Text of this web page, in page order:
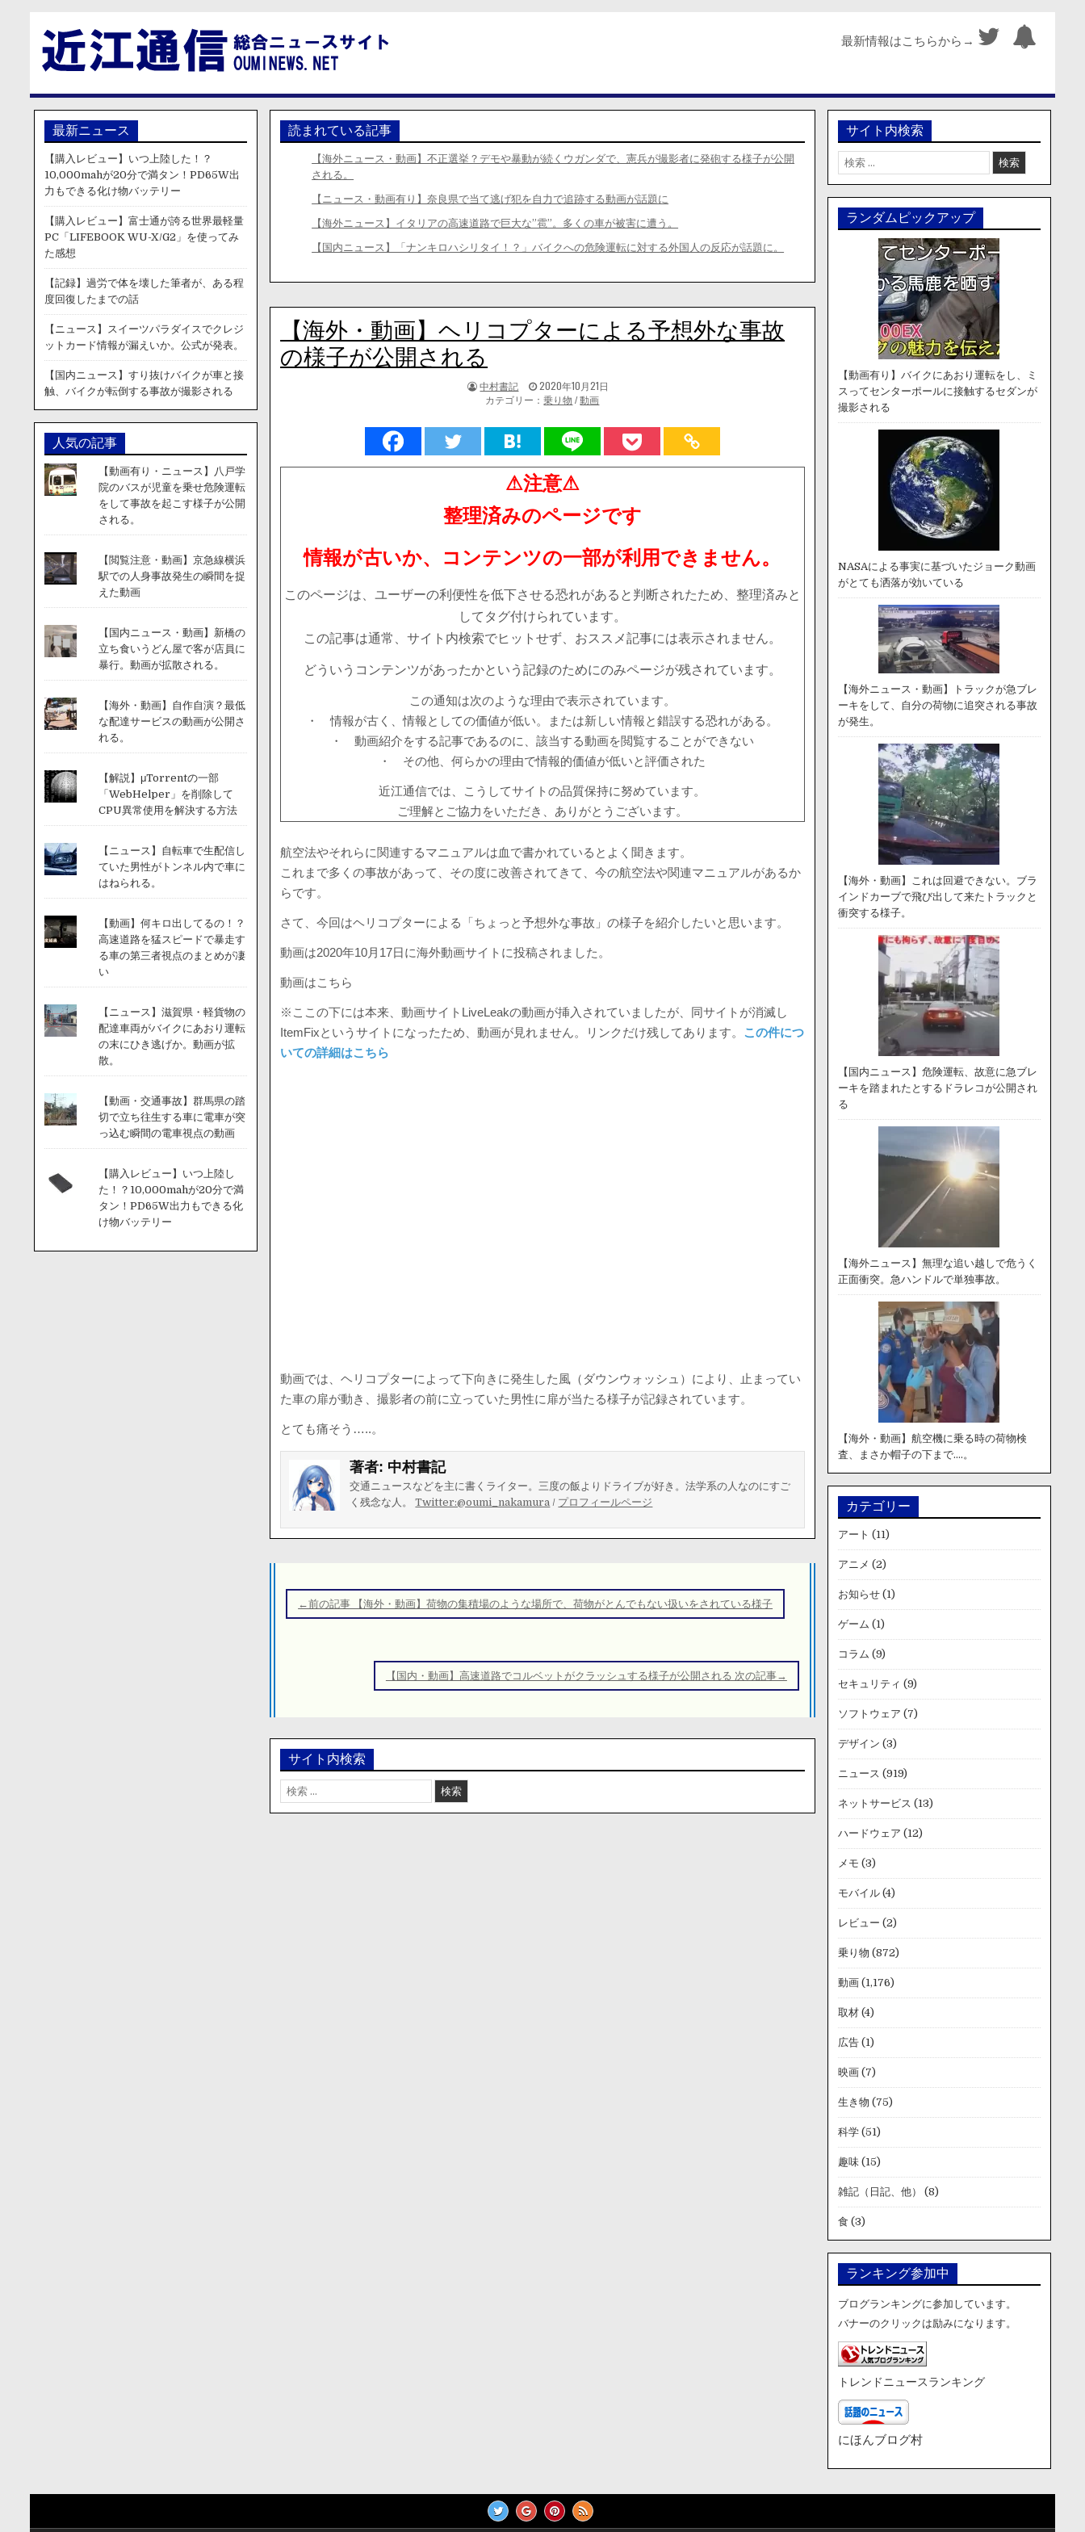
最新情報はこちらから→
読まれている記事
【海外ニュース・動画】不正選挙？デモや暴動が続くウガンダで、憲兵が撮影者に発砲する様子が公開
される。
【ニュース・動画有り】奈良県で当て逃げ犯を自力で追跡する動画が話題に
【海外ニュース】イタリアの高速道路で巨大な”雹”。多くの車が被害に遭う。
【国内ニュース】「ナンキロハシリタイ！？」バイクへの危険運転に対する外国人の反応が話題に。
【海外・動画】ヘリコプターによる予想外な事故
の様子が公開される
著
者:
中村書記
掲
載
2020年10月21日
カテゴリー：乗り物 /動画
⚠注意⚠
整理済みのページです
情報が古いか、コンテンツの一部が利用できません。
このページは、ユーザーの利便性を低下させる恐れがあると判断されたため、整理済みと
してタグ付けられています。
この記事は通常、サイト内検索でヒットせず、おススメ記事には表示されません。
どういうコンテンツがあったかという記録のためにのみページが残されています。
この通知は次のような理由で表示されています。
・ 情報が古く、情報としての価値が低い。または新しい情報と錯誤する恐れがある。
・ 動画紹介をする記事であるのに、該当する動画を閲覧することができない
・ その他、何らかの理由で情報的価値が低いと評価された
近江通信では、こうしてサイトの品質保持に努めています。
ご理解とご協力をいただき、ありがとうございます。
航空法やそれらに関連するマニュアルは血で書かれているとよく聞きます。
これまで多くの事故があって、その度に改善されてきて、今の航空法や関連マニュアルがあるか
らです。
さて、今回はヘリコプターによる「ちょっと予想外な事故」の様子を紹介したいと思います。
動画は2020年10月17日に海外動画サイトに投稿されました。
動画はこちら
※ここの下には本来、動画サイトLiveLeakの動画が挿入されていましたが、同サイトが消滅し
ItemFixというサイトになったため、動画が見れません。リンクだけ残してあります。 この件につ
いての詳細はこちら
動画では、ヘリコプターによって下向きに発生した風（ダウンウォッシュ）により、止まってい
た車の扉が動き、撮影者の前に立っていた男性に扉が当たる様子が記録されています。
とても痛そう…..。
著者: 中村書記
交通ニュースなどを主に書くライター。三度の飯よりドライブが好き。法学系の人なのにすご
く残念な人。Twitter:@oumi_nakamura / プロフィールページ
稿
ナ
ョ
ン
←前の記事 【海外・動画】荷物の集積場のような場所で、荷物がとんでもない扱いをされている様子
【国内・動画】高速道路でコルベットがクラッシュする様子が公開される 次の記事→
サイト内検索
検
索:
最新ニュース
【購入レビュー】いつ上陸した！？
10,000mahが20分で満タン！PD65W出
力もできる化け物バッテリー
【購入レビュー】富士通が誇る世界最軽量
PC「LIFEBOOK WU-X/G2」を使ってみ
た感想
【記録】過労で体を壊した筆者が、ある程
度回復したまでの話
【ニュース】スイーツパラダイスでクレジ
ットカード情報が漏えいか。公式が発表。
【国内ニュース】すり抜けバイクが車と接
触、バイクが転倒する事故が撮影される
人気の記事
【動画有り・ニュース】八戸学
院のバスが児童を乗せ危険運転
をして事故を起こす様子が公開
される。
【閲覧注意・動画】京急線横浜
駅での人身事故発生の瞬間を捉
えた動画
【国内ニュース・動画】新橋の
立ち食いうどん屋で客が店員に
暴行。動画が拡散される。
【海外・動画】自作自演？最低
な配達サービスの動画が公開さ
れる。
【解説】μTorrentの一部
「WebHelper」を削除して
CPU異常使用を解決する方法
【ニュース】自転車で生配信し
ていた男性がトンネル内で車に
はねられる。
【動画】何キロ出してるの！？
高速道路を猛スピードで暴走す
る車の第三者視点のまとめが凄
い
【ニュース】滋賀県・軽貨物の
配達車両がバイクにあおり運転
の末にひき逃げか。動画が拡
散。
【動画・交通事故】群馬県の踏
切で立ち往生する車に電車が突
っ込む瞬間の電車視点の動画
【購入レビュー】いつ上陸し
た！？10,000mahが20分で満
タン！PD65W出力もできる化
け物バッテリー
サイト内検索
検
索:
ランダムピックアップ
【動画有り】バイクにあおり運転をし、ミ
スってセンターポールに接触するセダンが
撮影される
NASAによる事実に基づいたジョーク動画
がとても洒落が効いている
【海外ニュース・動画】トラックが急ブレ
ーキをして、自分の荷物に追突される事故
が発生。
【海外・動画】これは回避できない。ブラ
インドカーブで飛び出して来たトラックと
衝突する様子。
【国内ニュース】危険運転、故意に急ブレ
ーキを踏まれたとするドラレコが公開され
る
【海外ニュース】無理な追い越しで危うく
正面衝突。急ハンドルで単独事故。
【海外・動画】航空機に乗る時の荷物検
査、まさか帽子の下まで….。
カテゴリー
アート (11)
アニメ (2)
お知らせ(1)
ゲーム (1)
コラム (9)
セキュリティ (9)
ソフトウェア (7)
デザイン (3)
ニュース (919)
ネットサービス (13)
ハードウェア (12)
メモ (3)
モバイル(4)
レビュー (2)
乗り物 (872)
動画(1,176)
取材(4)
広告(1)
映画(7)
生き物 (75)
科学(51)
趣味(15)
雑記（日記、他） (8)
食 (3)
ランキング参加中
ブログランキングに参加しています。
バナーのクリックは励みになります。
トレンドニュースランキング
にほんブログ村